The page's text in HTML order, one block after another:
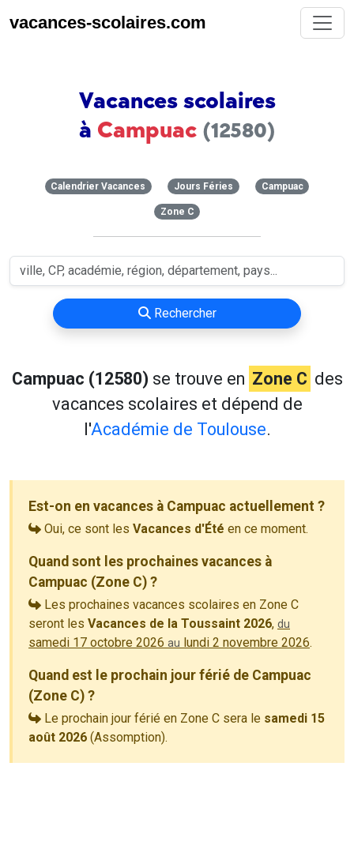
vacances-scolaires.com
Vacances scolaires
à Campuac (12580)
Calendrier Vacances Jours Féries Campuac
Zone C
Rechercher
Campuac (12580) se trouve en Zone C des
vacances scolaires et dépend de
l'Académie de Toulouse.
Est-on en vacances à Campuac actuellement ?
Oui, ce sont les Vacances d'Été en ce moment.
Quand sont les prochaines vacances à
Campuac (Zone C) ?
Les prochaines vacances scolaires en Zone C
seront les Vacances de la Toussaint 2026, du
samedi 17 octobre 2026 au lundi 2 novembre 2026.
Quand est le prochain jour férié de Campuac
(Zone C) ?
Le prochain jour férié en Zone C sera le samedi 15
août 2026 (Assomption).